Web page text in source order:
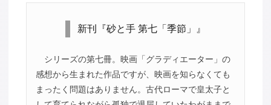
新刊『砂と手 第七「季節」』
シリーズの第七冊。映画「グラディエーター」の
感想から生まれた作品ですが、映画を知らなくても
まったく問題はありません。古代ローマで皇太子と